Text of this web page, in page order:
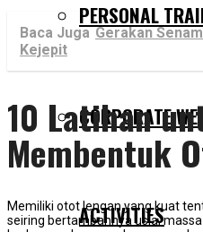
PERSONAL
CORPORATE
ACTIVITIES
Baca Juga Gerakan
Kejepit
10 Latihan
Membentuk
Memiliki otot lengan yang kuat
seiring bertambahnya usia,